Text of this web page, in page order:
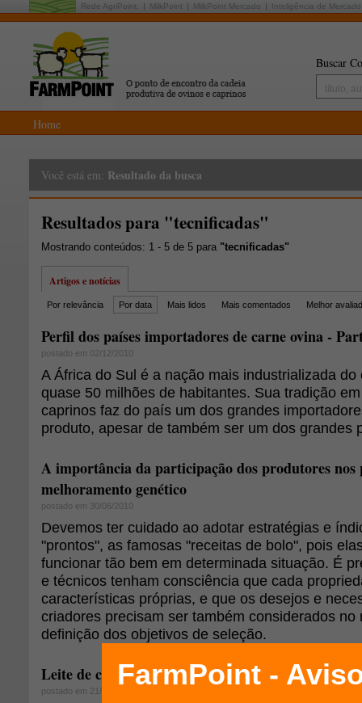
Rede AgriPoint: MilkPoint MilkPoint Mercado Inteligência de Mercado
Buscar
Home
Você está em: Resultado da busca
Resultados para "tecnificadas"
Mostrando conteúdos: 1 - 5 de 5 para "tecnificadas"
Artigos e notícias
Por relevância Por data Mais lidos Mais comentados Melhor
Perfil dos países importadores de carne ovina -
postado em 02/12/2010
A África do Sul é a nação mais industrializada do
quase 50 milhões de habitantes. Sua tradição
caprinos faz do país um dos grandes
produto, apesar de também ser um dos grandes
A importância da participação dos produtores nos
melhoramento genético
postado em 30/06/2010
Devemos ter cuidado ao adotar estratégias e
"prontos", as famosas "receitas de bolo", pois
funcionar tão bem em determinada situação. É
e técnicos tenham consciência que cada
características próprias, e que os desejos e
criadores precisam ser também considerados no
definição dos objetivos de seleção.
Leite de cabra: parceria desenvolverá banco de
postado em 21/09/2009